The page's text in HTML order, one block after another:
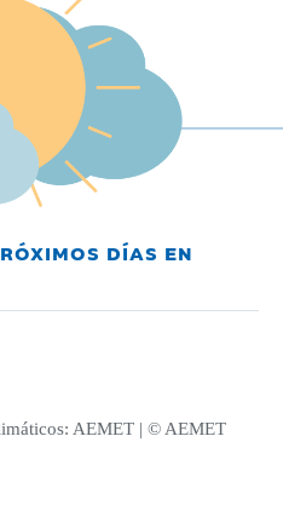
DÍAS EN
AEMET | © AEMET